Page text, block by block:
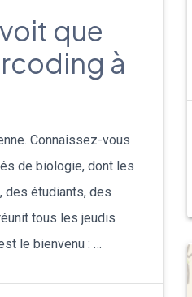
que
à
Connaissez-vous
de biologie, dont les
des étudiants, des
tous les jeudis
le bienvenu : …